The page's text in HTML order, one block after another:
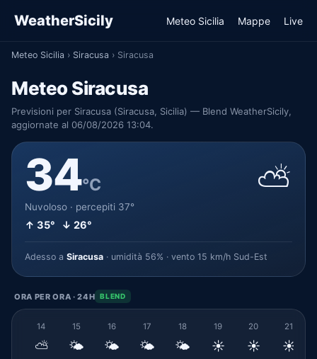
WeatherSicily Meteo Sicilia Mappe Live
Meteo Sicilia › Siracusa › Siracusa
Meteo Siracusa
Previsioni per Siracusa (Siracusa, Sicilia) — Blend WeatherSicily,
aggiornate al 06/08/2026 13:04.
34°C
Nuvoloso · percepiti 37°
↑ 35° ↓ 26°
⛅
Adesso a Siracusa · umidità 56% · vento 15 km/h Sud-Est
ORA PER ORA · 24H BLEND
14
⛅
15
🌤️
16
🌤️
17
🌤️
18
🌤️
19
☀️
20
☀️
21
☀️